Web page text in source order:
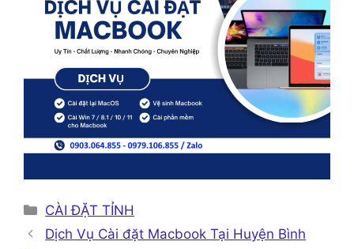
Danh
mục
CÀI ĐẶT TỈNH
Dịch Vụ Cài đặt Macbook Tại Huyện Bình